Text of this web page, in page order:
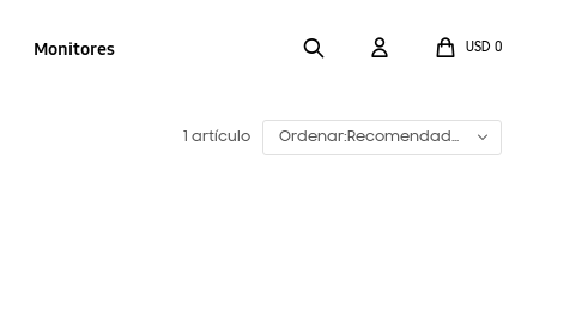
Monitores USD 0
1 artículo Recomendado